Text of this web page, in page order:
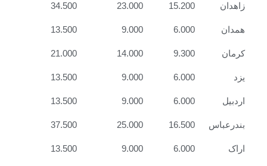
زاهدان 15.200
23.000
34.500
همدان 6.000
9.000
13.500
کرمان 9.300
14.000
21.000
یزد 6.000
9.000
13.500
اردبیل 6.000
9.000
13.500
بندرعباس 16.500
25.000
37.500
اراک 6.000
9.000
13.500